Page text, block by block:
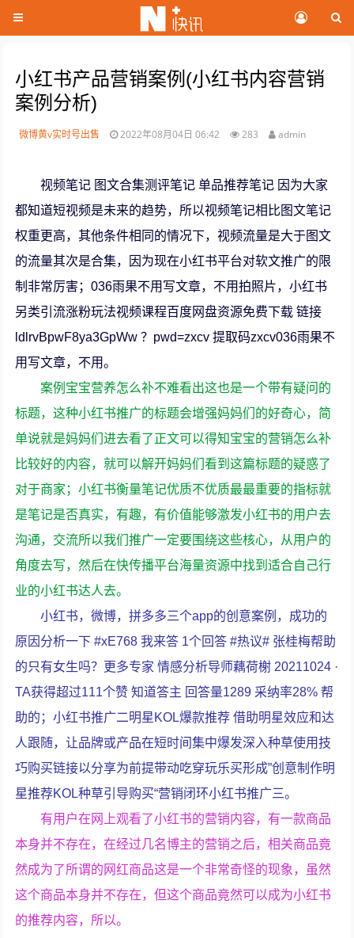
小红书产品营销案例(小红书内容营销
案例分析)
微博黄v实时号出售 2022年08月04日 06:42 283 admin
视频笔记 图文合集测评笔记 单品推荐笔记 因为大家
都知道短视频是未来的趋势，所以视频笔记相比图文笔记
权重更高，其他条件相同的情况下，视频流量是大于图文
的流量其次是合集，因为现在小红书平台对软文推广的限
制非常厉害；036雨果不用写文章，不用拍照片，小红书
另类引流涨粉玩法视频课程百度网盘资源免费下载 链接
ldlrvBpwF8ya3GpWw ？pwd=zxcv 提取码zxcv036雨果不
用写文章，不用。
案例宝宝营养怎么补不难看出这也是一个带有疑问的
标题，这种小红书推广的标题会增强妈妈们的好奇心，简
单说就是妈妈们进去看了正文可以得知宝宝的营销怎么补
比较好的内容，就可以解开妈妈们看到这篇标题的疑惑了
对于商家；小红书衡量笔记优质不优质最最重要的指标就
是笔记是否真实，有趣，有价值能够激发小红书的用户去
沟通，交流所以我们推广一定要围绕这些核心，从用户的
角度去写，然后在快传播平台海量资源中找到适合自己行
业的小红书达人去。
小红书，微博，拼多多三个app的创意案例，成功的
原因分析一下 #xE768 我来答 1个回答 #热议# 张桂梅帮助
的只有女生吗？更多专家 情感分析导师藕荷榭 20211024 ·
TA获得超过111个赞 知道答主 回答量1289 采纳率28% 帮
助的；小红书推广二明星KOL爆款推荐 借助明星效应和达
人跟随，让品牌或产品在短时间集中爆发深入种草使用技
巧购买链接以分享为前提带动吃穿玩乐买形成”创意制作明
星推荐KOL种草引导购买“营销闭环小红书推广三。
有用户在网上观看了小红书的营销内容，有一款商品
本身并不存在，在经过几名博主的营销之后，相关商品竟
然成为了所谓的网红商品这是一个非常奇怪的现象，虽然
这个商品本身并不存在，但这个商品竟然可以成为小红书
的推荐内容，所以。